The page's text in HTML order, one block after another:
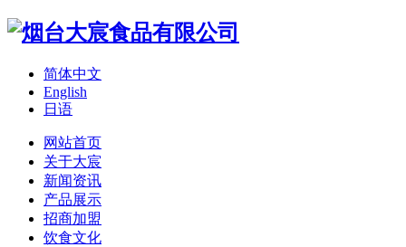
简体中文
English
日语
网站首页
关于大宸
新闻资讯
产品展示
招商加盟
饮食文化